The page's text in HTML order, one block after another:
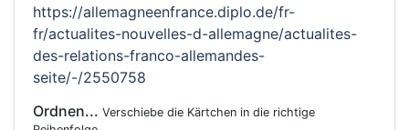
https://allemagneenfrance.diplo.de/fr-
fr/actualites-nouvelles-d-allemagne/actualites-
des-relations-franco-allemandes-
seite/-/2550758
Ordnen... Verschiebe die Kärtchen in die richtige